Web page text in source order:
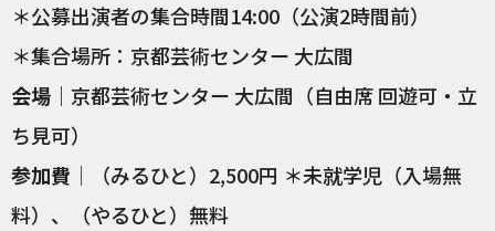
＊公募出演者の集合時間14:00（公演2時間前）
＊集合場所：京都芸術センター 大広間
会場 ｜京都芸術センター 大広間（自由席 回遊可・立
ち見可）
参加費 ｜（みるひと）2,500円 ＊未就学児（入場無
料）、（やるひと）無料